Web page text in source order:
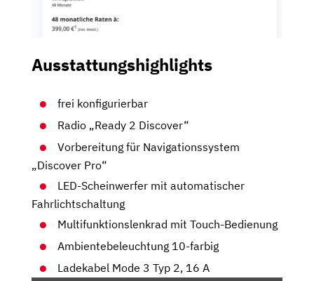
Ausstattungshighlights
frei konfigurierbar
Radio „Ready 2 Discover“
Vorbereitung für Navigationssystem
„Discover Pro“
LED-Scheinwerfer mit automatischer
Fahrlichtschaltung
Multifunktionslenkrad mit Touch-Bedienung
Ambientebeleuchtung 10-farbig
Ladekabel Mode 3 Typ 2, 16 A